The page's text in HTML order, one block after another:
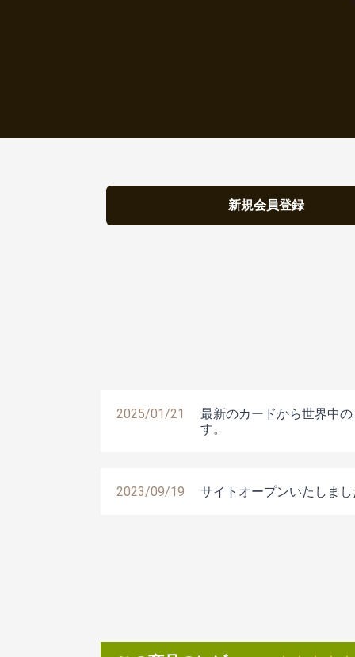
新規会員登録
2025/01/21
最新のカードから世界中
す。
2023/09/19 サイトオープンいたしま